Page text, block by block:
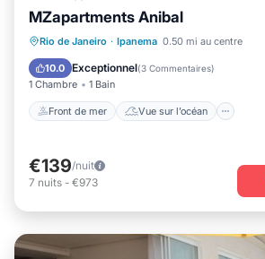
MZapartments Anibal
Rio de Janeiro · Ipanema 0.50 mi au centre
10.0 Exceptionnel(3 Commentaires)
1 Chambre 1 Bain
Front de mer Vue sur l’océan
Front de mer Vue sur l’océan
Cuisine
€139/nuit
7 nuits - €973